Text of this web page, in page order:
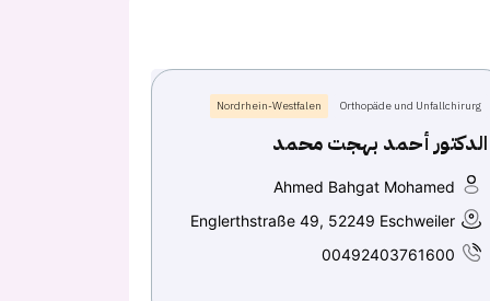
Orthopäde und Unfallchirurg
Nordrhein-Westfalen
الدكتور أحمد بهجت محمد
Ahmed Bahgat Mohamed
Englerthstraße 49, 52249 Eschweiler
00492403761600